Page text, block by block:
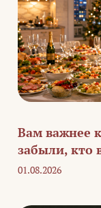
Вам важнее
забыли, кто
01.08.2026